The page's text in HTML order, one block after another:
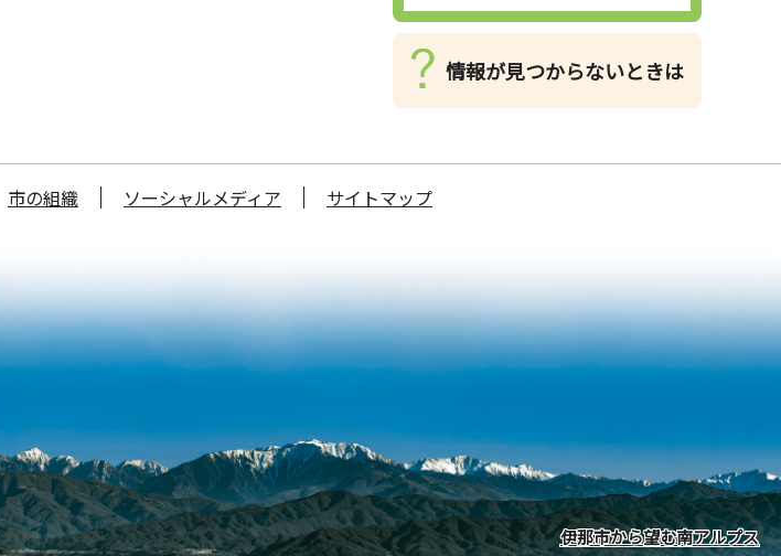
情報が見つからないときは
市の組織 ソーシャルメディア サイトマップ
伊那市から望む南アルプス